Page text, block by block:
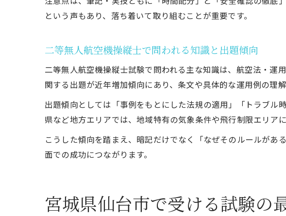
という声もあり、落ち着いて取り組むことが重要です。
二等無人航空機操縦士で問われる知識と出題傾向
二等無人航空機操縦士試験で問われる主な知識は、航空法・運
関する出題が近年増加傾向にあり、条文や具体的な運用例の理解
出題傾向としては「事例をもとにした法規の適用」「トラブル
県など地方エリアでは、地域特有の気象条件や飛行制限エリア
こうした傾向を踏まえ、暗記だけでなく「なぜそのルールが
面での成功につながります。
宮城県仙台市で受ける試験の